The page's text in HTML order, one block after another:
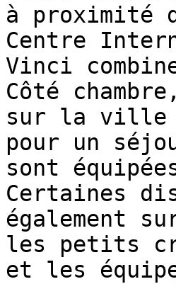
à proximité
Centre
Vinci
Côté
sur la ville
pour un
sont
Certaines
également
les petits
et les